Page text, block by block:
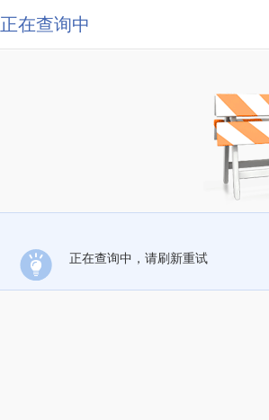
正在查询中
正在查询中，请刷新重试